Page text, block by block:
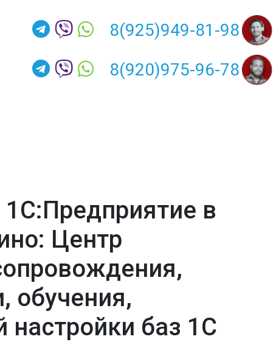
8(925)949-81-98
8(920)975-96-78
в
Центр
обучения,
настройки баз 1С